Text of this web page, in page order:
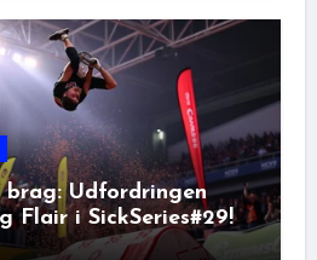
Udfordringen
Flair i SickSeries#29!